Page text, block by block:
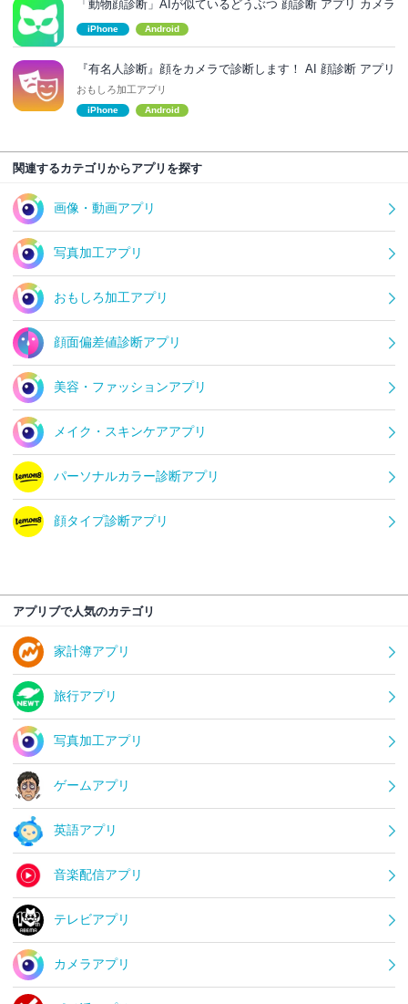
「動物顔診断」AIが似ているどうぶつ 顔診断 アプリ カメラ
iPhone Android
『有名人診断』顔をカメラで診断します！ AI 顔診断 アプリ
おもしろ加工アプリ
iPhone Android
関連するカテゴリからアプリを探す
画像・動画アプリ
写真加工アプリ
おもしろ加工アプリ
顔面偏差値診断アプリ
美容・ファッションアプリ
メイク・スキンケアアプリ
パーソナルカラー診断アプリ
顔タイプ診断アプリ
アプリブで人気のカテゴリ
家計簿アプリ
旅行アプリ
写真加工アプリ
ゲームアプリ
英語アプリ
音楽配信アプリ
テレビアプリ
カメラアプリ